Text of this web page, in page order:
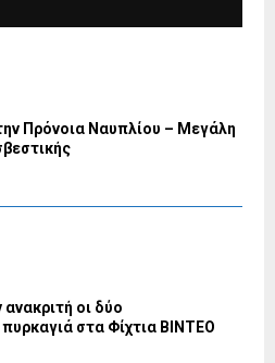
Πρόνοια Ναυπλίου – Μεγάλη
οι δύο
στα Φίχτια ΒΙΝΤΕΟ